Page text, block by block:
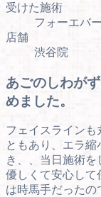
受けた施術
フォーエバ
店舗
渋谷院
あごのしわが
めました。
フェイスラインも
ともあり、エラ
き、、当日施術
優しくて安心して
は時馬手だったの